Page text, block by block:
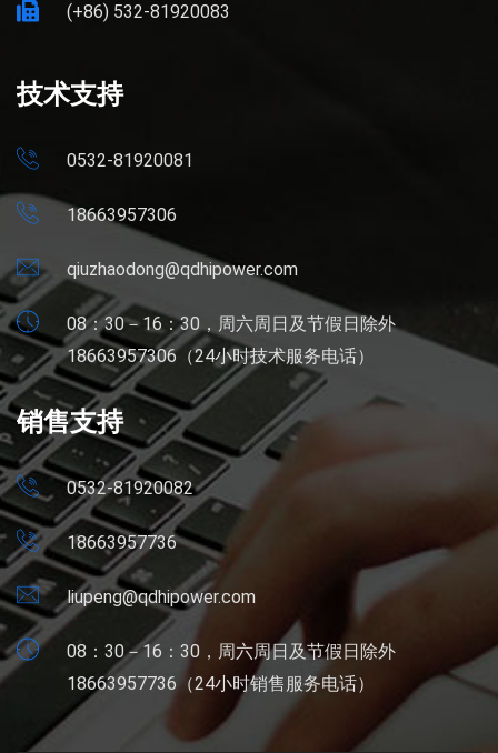
(+86) 532-81920083
技术支持
0532-81920081
18663957306
qiuzhaodong@qdhipower.com
08：30－16：30，周六周日及节假日除外
18663957306（24小时技术服务电话）
销售支持
0532-81920082
18663957736
liupeng@qdhipower.com
08：30－16：30，周六周日及节假日除外
18663957736（24小时销售服务电话）